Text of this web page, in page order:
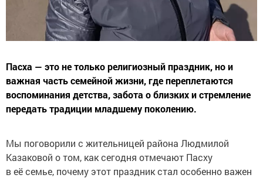
Пасха — это не только религиозный праздник, но и
важная часть семейной жизни, где переплетаются
воспоминания детства, забота о близких и стремление
передать традиции младшему поколению.
Мы поговорили с жительницей района Людмилой
Казаковой о том, как сегодня отмечают Пасху
в её семье, почему этот праздник стал особенно важен